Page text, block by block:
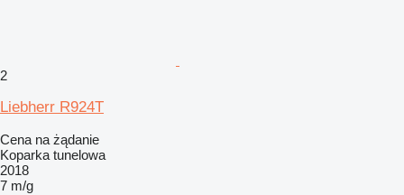
2
Liebherr R924T
Cena na żądanie
Koparka tunelowa
2018
7 m/g